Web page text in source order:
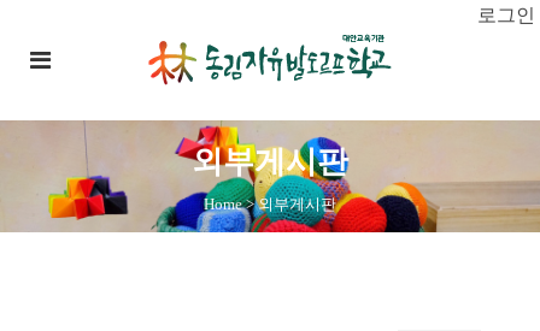
로그인
외부게시판
Home>외부게시판